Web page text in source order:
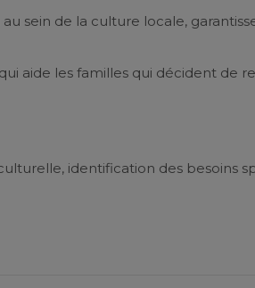
sein de la culture locale,
aide les familles qui décident de
identification des besoins